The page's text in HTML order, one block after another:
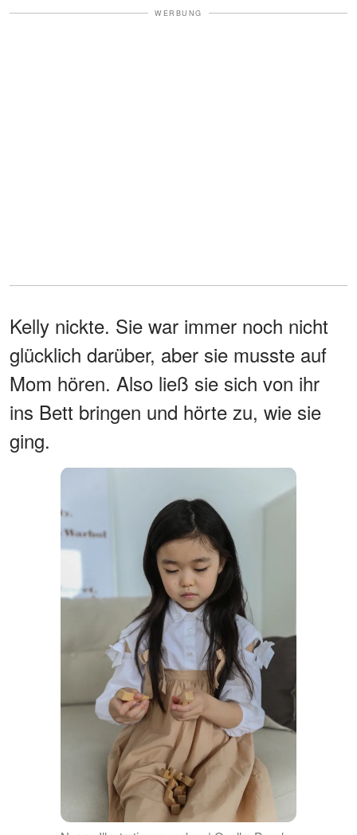
WERBUNG
Kelly nickte. Sie war immer noch nicht
glücklich darüber, aber sie musste auf
Mom hören. Also ließ sie sich von ihr
ins Bett bringen und hörte zu, wie sie
ging.